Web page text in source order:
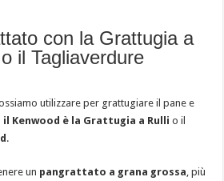
con la Grattugia a
il Tagliaverdure
utilizzare per grattugiare il pane e
Kenwood è la Grattugia a Rulli o il
.
un pangrattato a grana grossa , più